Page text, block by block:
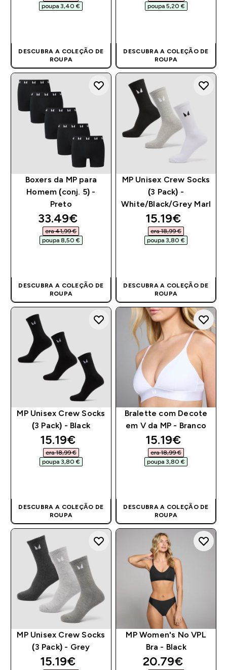
poupa 3,40 €‎
DESCUBRA A COLEÇÃO DE
ROUPA
poupa 5,20 €‎
DESCUBRA A COLEÇÃO DE
ROUPA
Boxers da MP para
Homem (conj. 5) -
Preto
discounted price
33.49€‎
era 41,99 €‎
poupa 8,50 €‎
DESCUBRA A COLEÇÃO DE
ROUPA
MP Unisex Crew Socks
(3 Pack) -
White/Black/Grey Marl
discounted
15.19€‎
era 18,99 €‎
poupa 3,80 €‎
DESCUBRA A COLEÇÃO DE
ROUPA
MP Unisex Crew Socks
(3 Pack) - Black
discounted price
15.19€‎
era 18,99 €‎
poupa 3,80 €‎
DESCUBRA A COLEÇÃO DE
ROUPA
Bralette com Decote
em V da MP - Branco
discounted
15.19€‎
era 18,99 €‎
poupa 3,80 €‎
DESCUBRA A COLEÇÃO DE
ROUPA
MP Unisex Crew Socks
(3 Pack) - Grey
discounted price
15.19€‎
MP Women's No VPL
Bra - Black
discounted
20.79€‎